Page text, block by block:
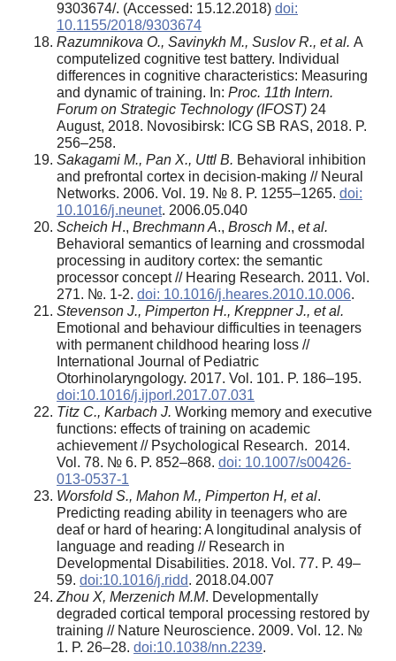
9303674/. (Accessed: 15.12.2018) doi:
10.1155/2018/9303674
Razumnikova O., Savinykh M., Suslov R., et al. A
computeIized cognitive test battery. Individual
differences in cognitive characteristics: Measuring
and dynamic of training. In: Proc. 11th Intern.
Forum on Strategic Technology (IFOST) 24
August, 2018. Novosibirsk: ICG SB RAS, 2018. P.
256–258.
Sakagami M., Pan X., Uttl B. Behavioral inhibition
and prefrontal cortex in decision-making // Neural
Networks. 2006. Vol. 19. № 8. P. 1255–1265. doi:
10.1016/j.neunet. 2006.05.040
Scheich H., Brechmann A., Brosch M., et al.
Behavioral semantics of learning and crossmodal
processing in auditory cortex: the semantic
processor concept // Hearing Research. 2011. Vol.
271. №. 1-2. doi: 10.1016/j.heares.2010.10.006.
Stevenson J., Pimperton H., Kreppner J., et al.
Emotional and behaviour difficulties in teenagers
with permanent childhood hearing loss //
International Journal of Pediatric
Otorhinolaryngology. 2017. Vol. 101. P. 186–195.
doi:10.1016/j.ijporl.2017.07.031
Titz C., Karbach J. Working memory and executive
functions: effects of training on academic
achievement // Psychological Research. 2014.
Vol. 78. № 6. P. 852–868. doi: 10.1007/s00426-
013-0537-1
Worsfold S., Mahon M., Pimperton H, et al.
Predicting reading ability in teenagers who are
deaf or hard of hearing: A longitudinal analysis of
language and reading // Research in
Developmental Disabilities. 2018. Vol. 77. P. 49–
59. doi:10.1016/j.ridd. 2018.04.007
Zhou X, Merzenich M.M. Developmentally
degraded cortical temporal processing restored by
training // Nature Neuroscience. 2009. Vol. 12. №
1. P. 26–28. doi:10.1038/nn.2239.